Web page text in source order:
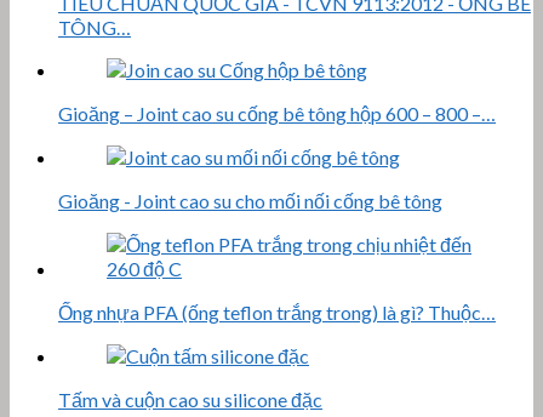
TÔNG…
Gioăng – Joint cao su cống bê tông hộp 600 – 800 –…
Gioăng - Joint cao su cho mối nối cống bê tông
Ống nhựa PFA (ống teflon trắng trong) là gì? Thuộc…
Tấm và cuộn cao su silicone đặc